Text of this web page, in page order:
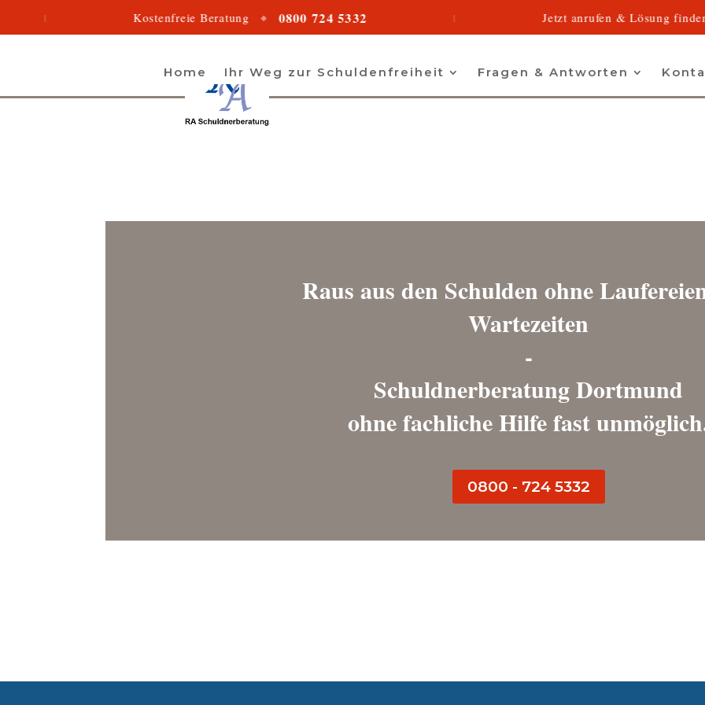
Kostenfreie Beratung ◆ 0800 724 5332 Jetzt anrufen & Lösung finden ◆
Home Ihr Weg zur Schuldenfreiheit Fragen & Antworten
Raus aus den Schulden ohne
Wartezeiten
-
Schuldnerberatung Dortmund
ohne fachliche Hilfe fast
0800 - 724 5332